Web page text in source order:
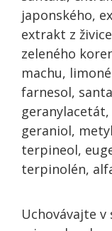
japonského,
extrakt z
zeleného
machu,
farnesol,
geraniol,
terpineol,
terpinolén,
Uchovávajte